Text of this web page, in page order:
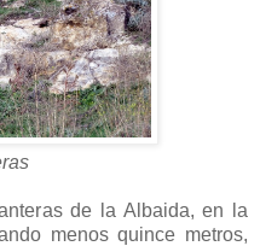
de la Albaida, en la
menos quince metros,